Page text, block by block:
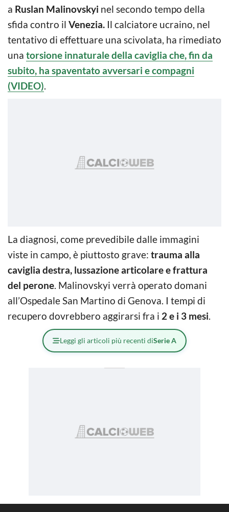
a Ruslan Malinovskyi nel secondo tempo della
sfida contro il Venezia. Il calciatore ucraino, nel
tentativo di effettuare una scivolata, ha rimediato
una torsione innaturale della caviglia che, fin da
subito, ha spaventato avversari e compagni
(VIDEO).
La diagnosi, come prevedibile dalle immagini
viste in campo, è piuttosto grave: trauma alla
caviglia destra, lussazione articolare e frattura
del perone. Malinovskyi verrà operato domani
all’Ospedale San Martino di Genova. I tempi di
recupero dovrebbero aggirarsi fra i 2 e i 3 mesi.
Leggi gli articoli più recenti diSerie A